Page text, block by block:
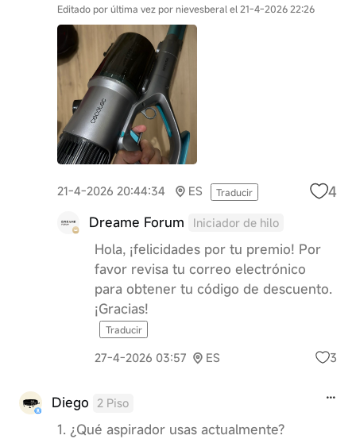
Editado por última vez por nievesberal el 21-4-2026 22:26
21-4-2026 20:44:34 ES Traducir 4
Dreame Forum Iniciador de hilo
Hola, ¡felicidades por tu premio! Por
favor revisa tu correo electrónico
para obtener tu código de descuento.
¡Gracias!
Traducir
27-4-2026 03:57 ES 3
Diego 2 Piso
1. ¿Qué aspirador usas actualmente?